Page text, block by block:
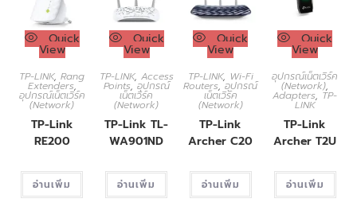
Quick
View
TP-LINK,Rang
Extenders,
อุปกรณ์เน็ตเวิร์ค
(Network)
TP-Link
RE200
อ่านเพิ่ม
Quick
View
TP-LINK, Access
Points,อุปกรณ์
เน็ตเวิร์ค
(Network)
TP-Link TL-
WA901ND
อ่านเพิ่ม
Quick
View
TP-LINK, Wi-Fi
Routers,อุปกรณ์
เน็ตเวิร์ค
(Network)
TP-Link
Archer C20
อ่านเพิ่ม
Quick
View
อุปกรณ์เน็ตเวิร์ค
(Network),
Adapters, TP-
LINK
TP-Link
Archer T2U
อ่านเพิ่ม